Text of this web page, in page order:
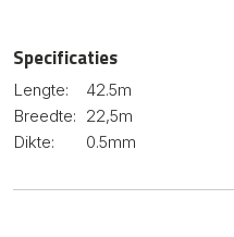
Specificaties
Lengte:
42.5m
Breedte: 22,5m
Dikte:
0.5mm